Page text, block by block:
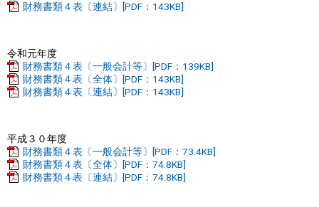
財務書類４表〔連結〕[PDF：143KB]
令和元年度
財務書類４表〔一般会計等〕[PDF：139KB]
財務書類４表〔全体〕[PDF：143KB]
財務書類４表〔連結〕[PDF：143KB]
平成３０年度
財務書類４表〔一般会計等〕[PDF：73.4KB]
財務書類４表〔全体〕[PDF：74.8KB]
財務書類４表〔連結〕[PDF：74.8KB]